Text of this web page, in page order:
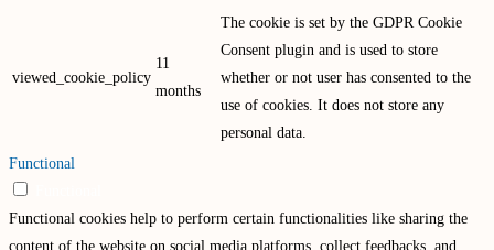
viewed_cookie_policy
11
months
The cookie is set by the GDPR Cookie
Consent plugin and is used to store
whether or not user has consented to the
use of cookies. It does not store any
personal data.
Functional
Functional cookies help to perform certain functionalities like sharing the
content of the website on social media platforms, collect feedbacks, and